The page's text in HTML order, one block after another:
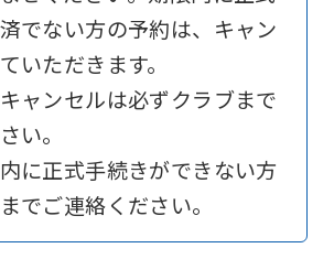
でない方の予約は、キャン
いただきます。
ャンセルは必ずクラブまで
い。
に正式手続きができない方
でご連絡ください。
However,
if
you
an
automatic
translation